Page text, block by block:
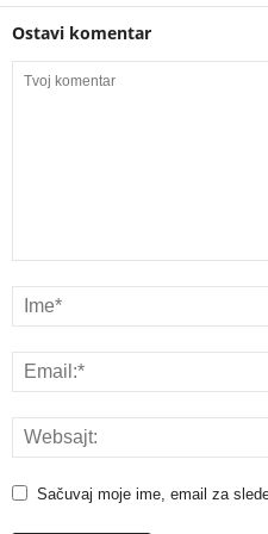
Ostavi komentar
Sačuvaj moje ime, email za